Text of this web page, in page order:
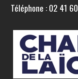
Téléphone : 02 41